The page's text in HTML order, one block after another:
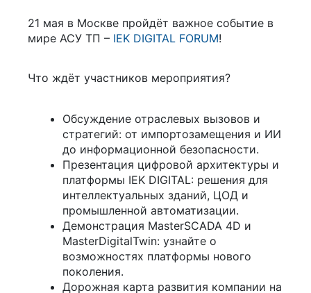
21 мая в Москве пройдёт важное событие в
мире АСУ ТП – IEK DIGITAL FORUM!
Что ждёт участников мероприятия?
Обсуждение отраслевых вызовов и
стратегий: от импортозамещения и ИИ
до информационной безопасности.
Презентация цифровой архитектуры и
платформы IEK DIGITAL: решения для
интеллектуальных зданий, ЦОД и
промышленной автоматизации.
Демонстрация MasterSCADA 4D и
MasterDigitalTwin: узнайте о
возможностях платформы нового
поколения.
Дорожная карта развития компании на